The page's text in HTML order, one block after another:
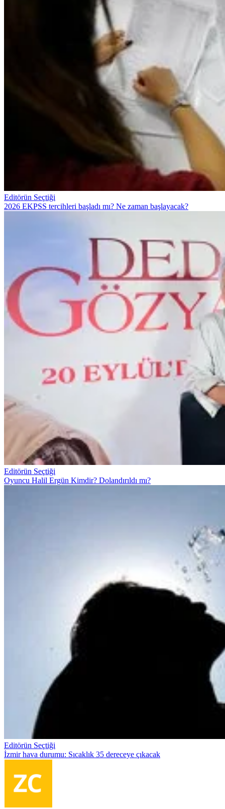
Editörün Seçtiği
2026 EKPSS tercihleri başladı mı? Ne zaman başlayacak?
Editörün Seçtiği
Oyuncu Halil Ergün Kimdir? Dolandırıldı mı?
Editörün Seçtiği
İzmir hava durumu: Sıcaklık 35 dereceye çıkacak